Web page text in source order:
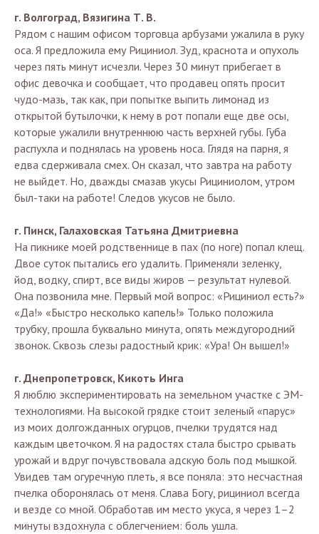
г. Волгоград, Вязигина Т. В.
Рядом с нашим офисом торговца арбузами ужалила в руку
оса. Я предложила ему Рициниол. Зуд, краснота и опухоль
через пять минут исчезли. Через 30 минут прибегает в
офис девочка и сообщает, что продавец опять просит
чудо-мазь, так как, при попытке выпить лимонад из
открытой бутылочки, к нему в рот попали еще две осы,
которые ужалили внутреннюю часть верхней губы. Губа
распухла и поднялась на уровень носа. Глядя на парня, я
едва сдерживала смех. Он сказал, что завтра на работу
не выйдет. Но, дважды смазав укусы Рициниолом, утром
был-таки на работе! Следов укусов не было.
г. Пинск, Галаховская Татьяна Дмитриевна
На пикнике моей родственнице в пах (по ноге) попал клещ.
Двое суток пытались его удалить. Применяли зеленку,
йод, водку, спирт, все виды жиров — результат нулевой.
Она позвонила мне. Первый мой вопрос: «Рициниол есть?»
«Да!» «Быстро несколько капель!» Только положила
трубку, прошла буквально минута, опять междугородний
звонок. Сквозь слезы радостный крик: «Ура! Он вышел!»
г. Днепропетровск, Кикоть Инга
Я люблю экспериментировать на земельном участке с ЭМ-
технологиями. На высокой грядке стоит зеленый «парус»
из моих долгожданных огурцов, пчелки трудятся над
каждым цветочком. Я на радостях стала быстро срывать
урожай и вдруг почувствовала адскую боль под мышкой.
Увидев там огуречную плеть, я все поняла: это несчастная
пчелка оборонялась от меня. Слава Богу, рициниол всегда
и везде со мной. Обработав им место укуса, я через 1–2
минуты вздохнула с облегчением: боль ушла.